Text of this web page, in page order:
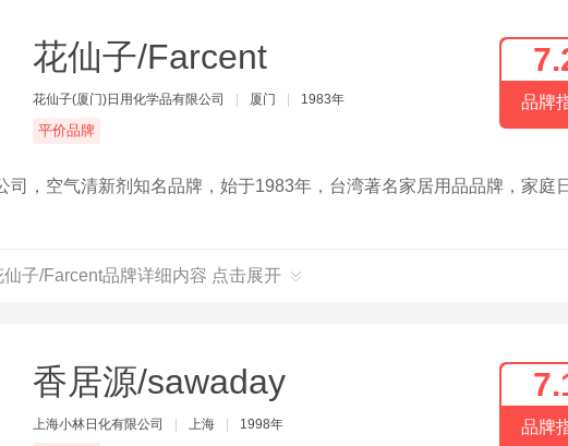
花仙子/Farcent
花仙子(厦门)日用化学品有限公司 厦门 1983年
平价品牌
品牌
司，空气清新剂知名品牌，始于1983年，台湾著名家居用品品牌，家庭
仙子/Farcent品牌详细内容 点击展开
香居源/sawaday
上海小林日化有限公司 上海 1998年 品牌